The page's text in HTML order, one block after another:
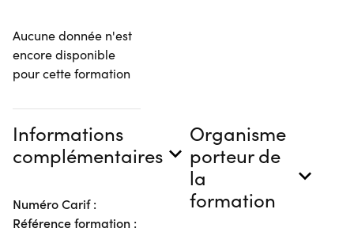
Aucune donnée n'est
encore disponible
pour cette formation
Informations
complémentaires
Numéro Carif :
Référence formation :
Organisme
porteur de
la
formation